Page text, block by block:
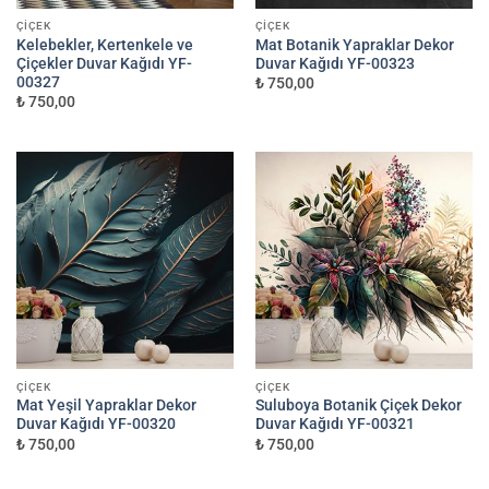
ÇIÇEK
Kelebekler, Kertenkele ve
Çiçekler Duvar Kağıdı YF-
00327
₺ 750,00
ÇIÇEK
Mat Botanik Yapraklar Dekor
Duvar Kağıdı YF-00323
₺ 750,00
ÇIÇEK
Mat Yeşil Yapraklar Dekor
Duvar Kağıdı YF-00320
₺ 750,00
ÇIÇEK
Suluboya Botanik Çiçek Dekor
Duvar Kağıdı YF-00321
₺ 750,00